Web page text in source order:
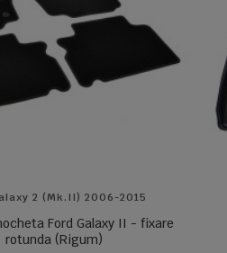
2 (Mk.II) 2006-2015
Ford Galaxy II - fixare
rotunda (Rigum)